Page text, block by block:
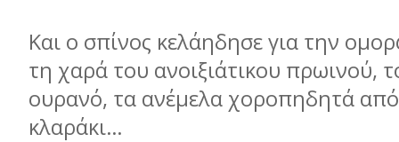
Και ο σπίνος κελάηδησε για την
τη χαρά του ανοιξιάτικου πρωινού,
ουρανό, τα ανέμελα χοροπηδητά από
κλαράκι…